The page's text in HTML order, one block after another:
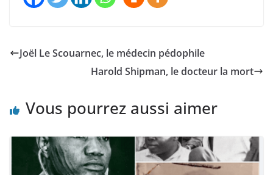
Joël Le Scouarnec, le médecin pédophile
Harold Shipman, le docteur la mort
Vous pourrez aussi aimer